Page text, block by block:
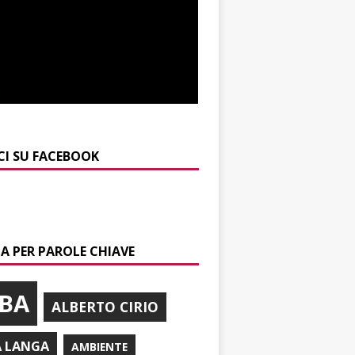
SU FACEBOOK
PER PAROLE CHIAVE
ALBERTO CIRIO
LANGA AMBIENTE